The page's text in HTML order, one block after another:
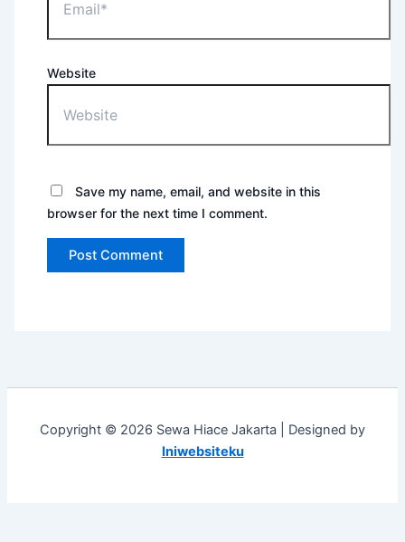
Website
Save my name, email, and website in this
browser for the next time I comment.
Copyright © 2026 Sewa Hiace Jakarta | Designed by
Iniwebsiteku